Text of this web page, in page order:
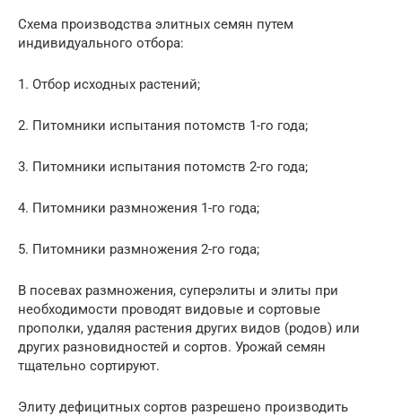
Схема производства элитных семян путем
индивидуального отбора:
1. Отбор исходных растений;
2. Питомники испытания потомств 1-го года;
3. Питомники испытания потомств 2-го года;
4. Питомники размножения 1-го года;
5. Питомники размножения 2-го года;
В посевах размножения, суперэлиты и элиты при
необходимости проводят видовые и сортовые
прополки, удаляя растения других видов (родов) или
других разновидностей и сортов. Урожай семян
тщательно сортируют.
Элиту дефицитных сортов разрешено производить